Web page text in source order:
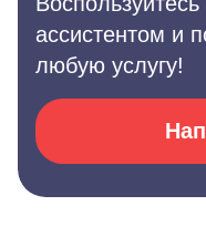
ассистентом и
любую услугу!